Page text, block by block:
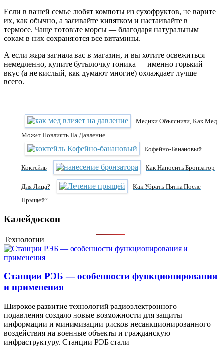
Если в вашей семье любят компоты из сухофруктов, не варите
их, как обычно, а заливайте кипятком и настаивайте в
термосе. Чаще готовьте морсы — благодаря натуральным
сокам в них сохраняются все витамины.
А если жара загнала вас в магазин, и вы хотите освежиться
немедленно, купите бутылочку тоника — именно горький
вкус (а не кислый, как думают многие) охлаждает лучше
всего.
Медики Объяснили, Как Мед
Может Повлиять На Давление
Кофейно-Банановый
Коктейль Как Наносить Бронзатор
Для Лица?
Как Убрать Пятна После
Прыщей?
Калейдоскоп
Технологии
Станции РЭБ — особенности функционирования
и применения
Широкое развитие технологий радиоэлектронного
подавления создало новые возможности для защиты
информации и минимизации рисков несанкционированного
воздействия на военные объекты и гражданскую
инфраструктуру. Станции РЭБ стали